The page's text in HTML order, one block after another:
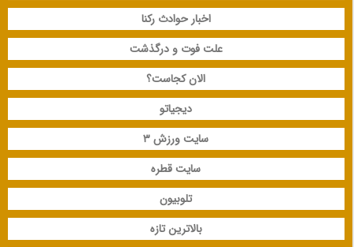
اخبار حوادث رکنا
علت فوت و درگذشت
الان کجاست؟
دیجیاتو
سایت ورزش 3
سایت قطره
تلوبیون
بالاترین تازه